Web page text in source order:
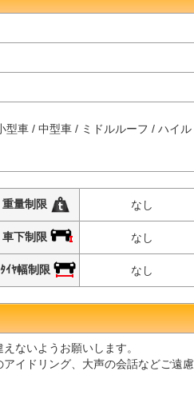
型車 / 中型車 / ミドルルーフ / ハイル
重量制限 なし
車下制限 なし
ﾀｲﾔ幅制限 なし
ないようお願いします。
イドリング、大声の会話などご遠慮